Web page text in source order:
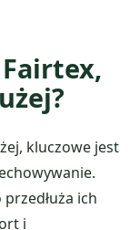
kluczowe jest
ich
i